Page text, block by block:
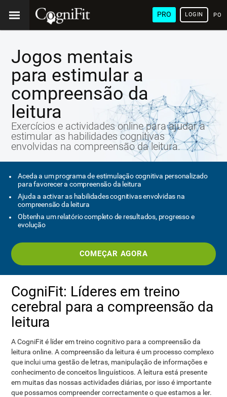
PRO LOGIN
Jogos mentais
para estimular a
compreensão da
leitura
Exercícios e actividades online para ajudar a
estimular as habilidades cognitivas
envolvidas na compreensão da leitura.
Aceda a um programa de estimulação cognitiva personalizado
para favorecer a compreensão da leitura
Ajuda a activar as habilidades cognitivas envolvidas na
compreensão da leitura
Obtenha um relatório completo de resultados, progresso e
evolução
COMEÇAR AGORA
CogniFit: Líderes em treino
cerebral para a compreensão da
leitura
A CogniFit é líder em treino cognitivo para a compreensão da
leitura online. A compreensão da leitura é um processo complexo
que inclui uma gestão de letras, manipulação de informações e
conhecimento de conceitos linguísticos. A leitura está presente
em muitas das nossas actividades diárias, por isso é importante
que possamos compreender correctamente o que estamos a ler.